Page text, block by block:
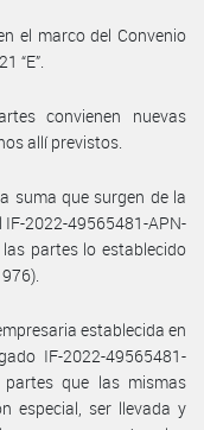
el marco del Convenio
“E”.
convienen nuevas
allí previstos.
suma que surgen de la
2022-49565481-APN-
partes lo establecido
establecida en
IF-2022-49565481-
partes que las mismas
especial, ser llevada y